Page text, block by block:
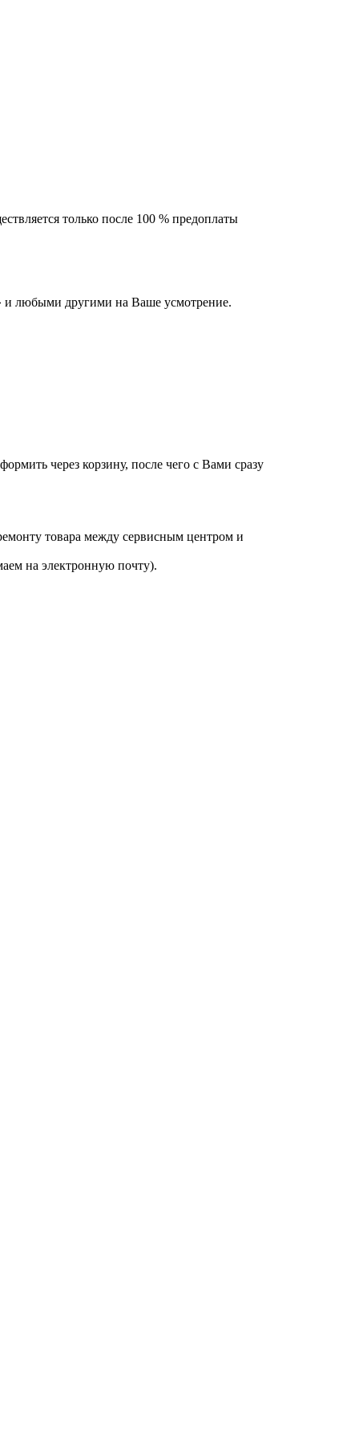
только после 100 % предоплаты
любыми другими на Ваше усмотрение.
через корзину, после чего с Вами сразу
товара между сервисным центром и
на электронную почту).